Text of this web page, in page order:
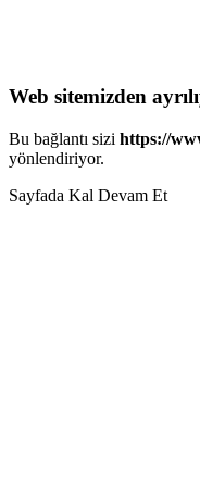
Web sitemizden
Bu bağlantı sizi https://
yönlendiriyor.
Sayfada Kal Devam Et